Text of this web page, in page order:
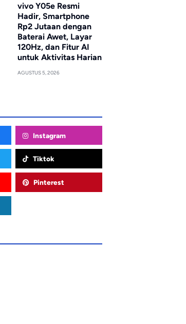
vivo Y05e Resmi
Hadir, Smartphone
Rp2 Jutaan dengan
Baterai Awet, Layar
120Hz, dan Fitur AI
untuk Aktivitas Harian
AGUSTUS 5, 2026
Instagram
Tiktok
Pinterest